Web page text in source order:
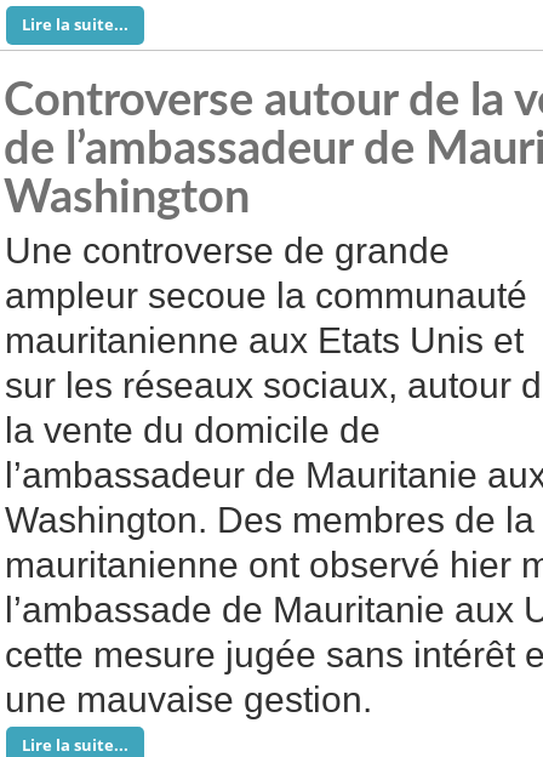
Lire la suite...
Controverse autour de la
de l’ambassadeur de
Washington
Une controverse de grande
ampleur secoue la communauté
mauritanienne aux Etats Unis et
sur les réseaux sociaux, autour
la vente du domicile de
l’ambassadeur de Mauritanie
Washington. Des membres de
mauritanienne ont observé hier
l’ambassade de Mauritanie aux
cette mesure jugée sans intérêt
une mauvaise gestion.
Lire la suite...